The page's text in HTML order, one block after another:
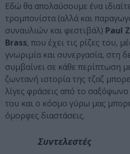
Εδώ θα απολαύσουμε ένα
τρομπονίστα (αλλά και
συναυλιών και φεστιβάλ) Paul
Brass, που έχει τις ρίζες του,
γνωριμία και συνεργασία, στη
συμβαίνει σε κάθε περίπτωση
ζωντανή ιστορία της τζαζ
λίγες φράσεις από το
του και ο κόσμο γύρω μας
όμορφες διαστάσεις.
Συντελεστές